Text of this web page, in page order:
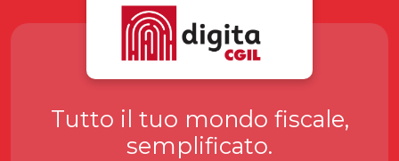
Tutto il tuo mondo fiscale,
semplificato.